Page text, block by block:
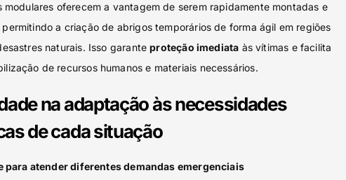
modulares oferecem a vantagem de serem rapidamente montadas e
a criação de abrigos temporários de forma ágil em regiões
naturais. Isso garanteproteção imediata às vítimas e facilita
de recursos humanos e materiais necessários.
na adaptação às necessidades
de cada situação
para atender diferentes demandas emergenciais